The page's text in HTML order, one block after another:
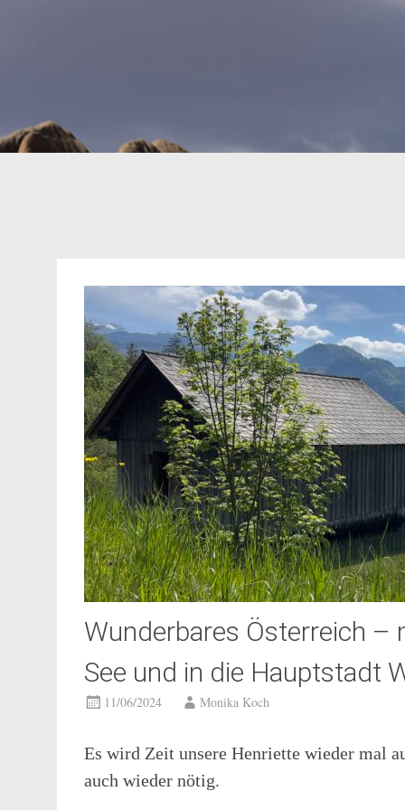
Wunderbares Österreich –
See und in die Hauptstadt
11/06/2024 Monika Koch
Es wird Zeit unsere Henriette wieder mal
auch wieder nötig.